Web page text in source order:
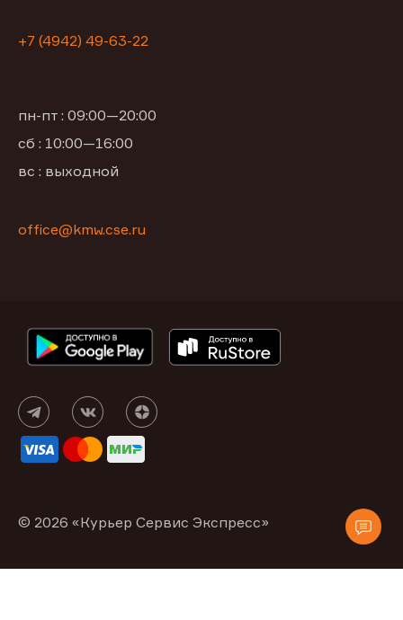
+7 (4942) 49-63-22
пн-пт : 09:00—20:00
сб : 10:00—16:00
вс : выходной
office@kmw.cse.ru
© 2026 «Курьер Сервис Экспресс»